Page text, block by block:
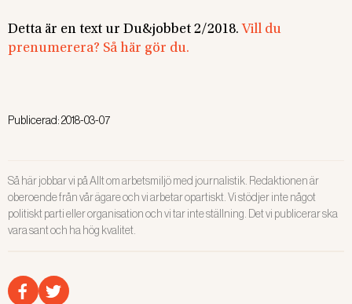
Detta är en text ur Du&jobbet 2/2018. Vill du
prenumerera? Så här gör du.
Publicerad:2018-03-07
Så här jobbar vi på Allt om arbetsmiljö med journalistik. Redaktionen är
oberoende från vår ägare och vi arbetar opartiskt. Vi stödjer inte något
politiskt parti eller organisation och vi tar inte ställning. Det vi publicerar ska
vara sant och ha hög kvalitet.